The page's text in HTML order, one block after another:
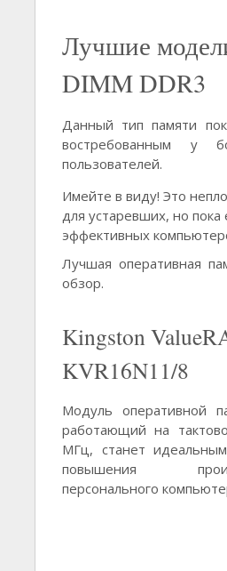
Лучшие
DIMM DDR3
Данный тип памяти
востребованным у
пользователей.
Имейте в виду! Это
для устаревших, но
эффективных
Лучшая оперативная
обзор.
Kingston
KVR16N11/8
Модуль оперативной
работающий на
МГц, станет
повышения
персонального